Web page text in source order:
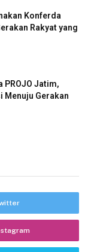
Konferda
Rakyat yang
PROJO Jatim,
Gerakan